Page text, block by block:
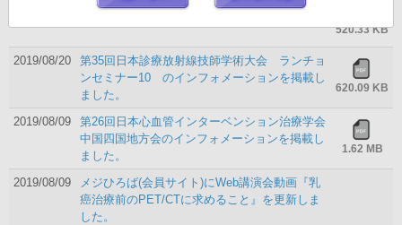
520.33 KB
2019/08/20
第35回日本診療放射線技師学術大会 ランチョ
ンセミナー10 のインフォメーションを掲載し
ました。
620.09 KB
2019/08/09
第26回日本心血管インターベンション治療学会
中国四国地方会のインフォメーションを掲載し
ました。
1.62 MB
2019/08/09
メジひろば(会員サイト)にWeb講演会動画『乳
癌治療前のPET/CTに求めること』を更新しま
した。